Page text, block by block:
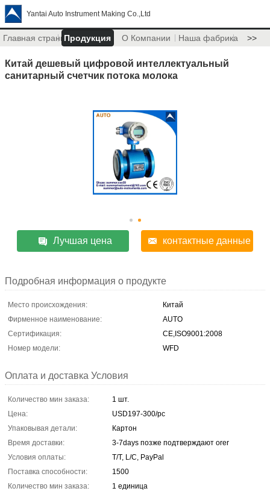
Yantai Auto Instrument Making Co.,Ltd
Главная страницаПродукция О Компании Наша фабрика >>
Китай дешевый цифровой интеллектуальный
санитарный счетчик потока молока
Лучшая цена контактные данные
Подробная информация о продукте
Место происхождения:
Китай
Фирменное наименование:
AUTO
Сертификация:
CE,ISO9001:2008
Номер модели:
WFD
Оплата и доставка Условия
Количество мин заказа:
1 шт.
Цена:
USD197-300/pc
Упаковывая детали:
Картон
Время доставки:
3-7days позже подтверждают orer
Условия оплаты:
T/T, L/C, PayPal
Поставка способности:
1500
Количество мин заказа:
1 единица